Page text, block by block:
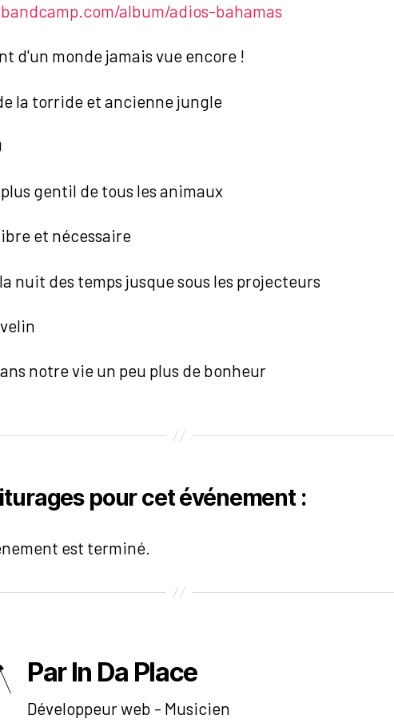
album/adios-bahamas
d'un monde jamais vue encore !
la torride et ancienne jungle
gentil de tous les animaux
et nécessaire
nuit des temps jusque sous les projecteurs
notre vie un peu plus de bonheur
pour cet événement :
est terminé.
Par In Da Place
Développeur web - Musicien